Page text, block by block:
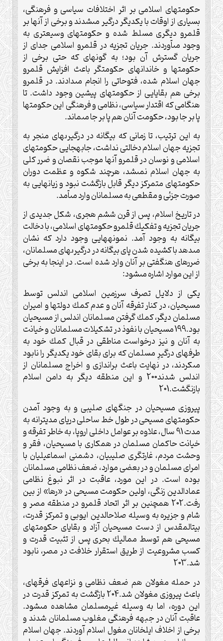
حكومت‏هاى اسلامى بر اثر اختلافات سياسى و فرهنگى،
بسيارى از اوقات با يكديگر درگير مى‏شدند و برخى از آنها بر
قلمرو ديگرى مسلط شده و حكومت‏هاى وسيع‏ترى به
وجود مى‏آوردند. جريان تجزيه در قلمرو اسلامى جداى از
جريان گسترش آن بود؛ به گونه‏اى كه حتى برخى از
حكومت‏ها و خاندان‏هاى حكومتگر باعث افزايش قلمرو
جهان اسلام شده، فتوحاتى را انجام مى‏دادند. در قلمرو
برخى هم بقايايى از حكومت‏هاى پيشين وجود داشت. تا
هنگامى كه اقتدار سياسى، نظامى و فرهنگى اين حكومت‏ها
پا بر جا بود، حكومت آنان هم پا بر جا مى‏ماند.
به اين ترتيب، تا زمانى كه بيگانه در درگيرى‏هاى منجر به
تجزيه جهان اسلام دخالتى نداشت، جابه‏جايى حكومت‏هاى
اسلامى و نوسان در قلمرو آنها موجب نقصان و ضرر كلى
به جهان اسلام نمى‏شد، هرچند شكوه و عظمت دوران
حكومت‏هاى متمركز ديگر قابل بازگشت نبود و زيان‏هايى به
صورت جزئى و مقطعى به مسلمانان وارد مى‏آمد.
در تاريخ اسلام، پس از قرن ششم هجرى، شكل جديدى از
جريان تجزيه و تفكيك قلمرو حكومت‏هاى اسلامى، با دخالت
بيگانه به وجود آمد. نمونه‏هايى وجود دارد كه نشان
مى‏دهد با كشيده شدن پاى بيگانه در درگيرى‏هاى مسلمانان،
ضررهاى هنگفتى بر آنان وارد شده است. در اينجا به برخى
از اين موارد اشاره مى‏شود:
يكى از دلايل تصرف سرزمين اسلامى اندلس توسط
مسيحيان، در كنار تفرقه آنان و عدم كمك دولت‏ها و اميران
مسلمان ديگر، كمك گرفتن مسلمانان اندلس از مسيحيان
بود.199 مسيحيان با نفوذ در تشكيلات مسلمانان و خيانت
به آنان و نيز درخواست مناطقى در قبال كمك خود به
طرف‏هاى درگيرِ مسلمان كه براى بقاى خود يكديگر را نابود
مى‏كردند، در نهايت باعث براندازى و اخراج مسلمانان از
اندلس شدند200 و اين منطقه ديگر به دامن اسلام
بازنگشت.201
پيروزى مسيحيان در جنگ‏هاى صليبى و به وجود آمدن
حكومت‏هاى مسيحى در طول خط ساحلى درياى مديترانه به
مدت 91 سال، علاوه بر عوامل داخلى اروپا، به خاطر تفرقه و
خيانت حاكمان مسلمان در همكارى با مسيحيان، فقر و
وحشت مردم، غارت‏گرى صليبيان، دشمنى اسماعيليان با
امراى مسلمان و در بعضى موارد، ضعف نظامى مسلمانان
بوده است. در اين مورد، عاقبت در اثر نبوغ نظامى
عمادالدين زنگى، اولين حكومت مسيحى در «رها» از بين
رفت.202 همچنين بر اثر اتحاد قلمرو در منطقه مصر و
شام و جزيره به وسيله صلاح‏الدين ايوبى و تمركز قدرت،
بيت‏المقدس از دست مسيحيان آزاد و بقاياى حكومت‏هاى
مسيحى هم توسط مماليك بحرى پس از تثبيت قدرت و
كسب مشروعيت از طريق استقرار خلافت در مصر، نابود
شد.203
در حمله مغولان هم ضعف نظامى و نزاع‏هاى فرقه‏اى،
باعث پيروزى مغولان شد.204 بازگشت به تمركز قدرت در
اين دوره، اما به وسيله غيرمسلمان مشاهده مى‏شود.
عاقبت آنان در جبهه فرهنگى مغلوب مسلمانان شدند و
برخى از اخلاف ايلخانان مغول اسلام آوردند. جهان اسلام